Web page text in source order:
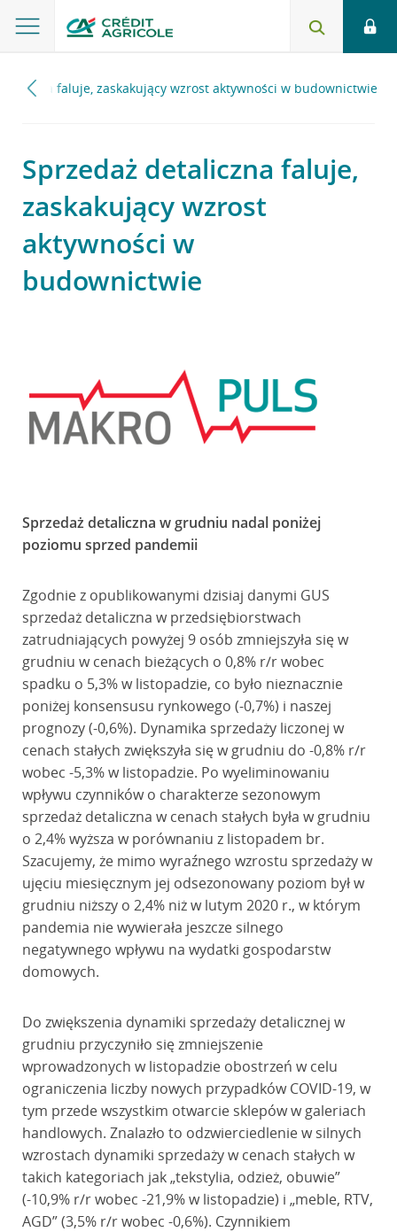
faluje, zaskakujący wzrost aktywności w budownictwie
Sprzedaż detaliczna faluje,
zaskakujący wzrost
aktywności w
budownictwie
Sprzedaż detaliczna w grudniu nadal poniżej
poziomu sprzed pandemii
Zgodnie z opublikowanymi dzisiaj danymi GUS
sprzedaż detaliczna w przedsiębiorstwach
zatrudniających powyżej 9 osób zmniejszyła się w
grudniu w cenach bieżących o 0,8% r/r wobec
spadku o 5,3% w listopadzie, co było nieznacznie
poniżej konsensusu rynkowego (-0,7%) i naszej
prognozy (-0,6%). Dynamika sprzedaży liczonej w
cenach stałych zwiększyła się w grudniu do -0,8% r/r
wobec -5,3% w listopadzie. Po wyeliminowaniu
wpływu czynników o charakterze sezonowym
sprzedaż detaliczna w cenach stałych była w grudniu
o 2,4% wyższa w porównaniu z listopadem br.
Szacujemy, że mimo wyraźnego wzrostu sprzedaży w
ujęciu miesięcznym jej odsezonowany poziom był w
grudniu niższy o 2,4% niż w lutym 2020 r., w którym
pandemia nie wywierała jeszcze silnego
negatywnego wpływu na wydatki gospodarstw
domowych.
Do zwiększenia dynamiki sprzedaży detalicznej w
grudniu przyczyniło się zmniejszenie
wprowadzonych w listopadzie obostrzeń w celu
ograniczenia liczby nowych przypadków COVID-19, w
tym przede wszystkim otwarcie sklepów w galeriach
handlowych. Znalazło to odzwierciedlenie w silnych
wzrostach dynamiki sprzedaży w cenach stałych w
takich kategoriach jak „tekstylia, odzież, obuwie”
(-10,9% r/r wobec -21,9% w listopadzie) i „meble, RTV,
AGD” (3,5% r/r wobec -0,6%). Czynnikiem